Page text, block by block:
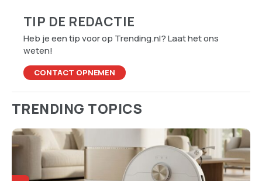
TIP DE REDACTIE
Heb je een tip voor op Trending.nl? Laat het ons
weten!
CONTACT OPNEMEN
TRENDING TOPICS